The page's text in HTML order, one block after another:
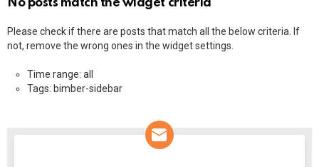
No posts match the widget criteria
Please check if there are posts that match all the below criteria. If
not, remove the wrong ones in the widget settings.
Time range: all
Tags: bimber-sidebar